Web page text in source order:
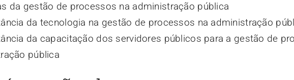
da gestão de processos na administração pública
da tecnologia na gestão de processos na administração
da capacitação dos servidores públicos para a gestão de
pública